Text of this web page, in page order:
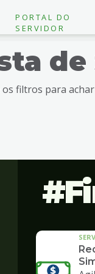
PORTAL DO
SERVIDOR
os filtros para